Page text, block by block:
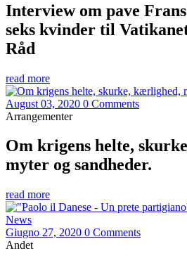
Interview om pave
seks kvinder til
Råd
read more
August 03, 2020 0 Comments
Arrangementer
Om krigens helte,
myter og sandheder.
read more
Giugno 27, 2020 0 Comments
Andet